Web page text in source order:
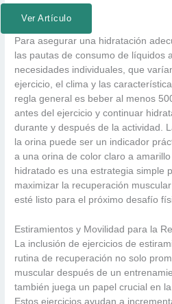
Ver Artículo
Para asegurar una hidratación
las pautas de consumo de líquidos
necesidades individuales, que
ejercicio, el clima y las
regla general es beber al menos
antes del ejercicio y continuar
durante y después de la actividad.
la orina puede ser un indicador
a una orina de color claro a
hidratado es una estrategia simple
maximizar la recuperación
esté listo para el próximo desafío
Estiramientos y Movilidad para la
La inclusión de ejercicios de
rutina de recuperación no solo
muscular después de un
también juega un papel crucial en
Estos ejercicios ayudan a